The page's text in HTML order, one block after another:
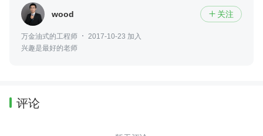
wood  关注
万金油式的工程师
2017-10-23 加入
兴趣是最好的老师
评论